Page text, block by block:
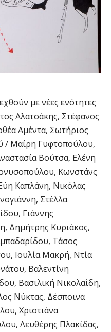
με νέες ενότητες
Αλατσάκης, Στέφανος
Αμέντα, Σωτήριος
/ Μαίρη Γυφτοπούλου,
Βούτσα, Ελένη
Κωνστάνς
Καπλάνη, Νικόλας
Στέλλα
Γιάννης
Δημήτρης Κυριάκος,
Τάσος
Ιουλία Μακρή, Ντία
Βαλεντίνη
Βασιλική Νικολαΐδη,
Νύκτας, Δέσποινα
Χριστιάνα
Λευθέρης Πλακίδας,